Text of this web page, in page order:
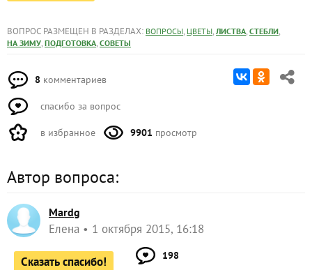
ВОПРОС РАЗМЕЩЕН В РАЗДЕЛАХ: ВОПРОСЫ, ЦВЕТЫ, ЛИСТВА, СТЕБЛИ,
НА ЗИМУ, ПОДГОТОВКА, СОВЕТЫ
8 комментариев
спасибо за вопрос
в избранное 9901 просмотр
Автор вопроса:
Mardg
Елена 1 октября 2015, 16:18
Сказать спасибо! 198